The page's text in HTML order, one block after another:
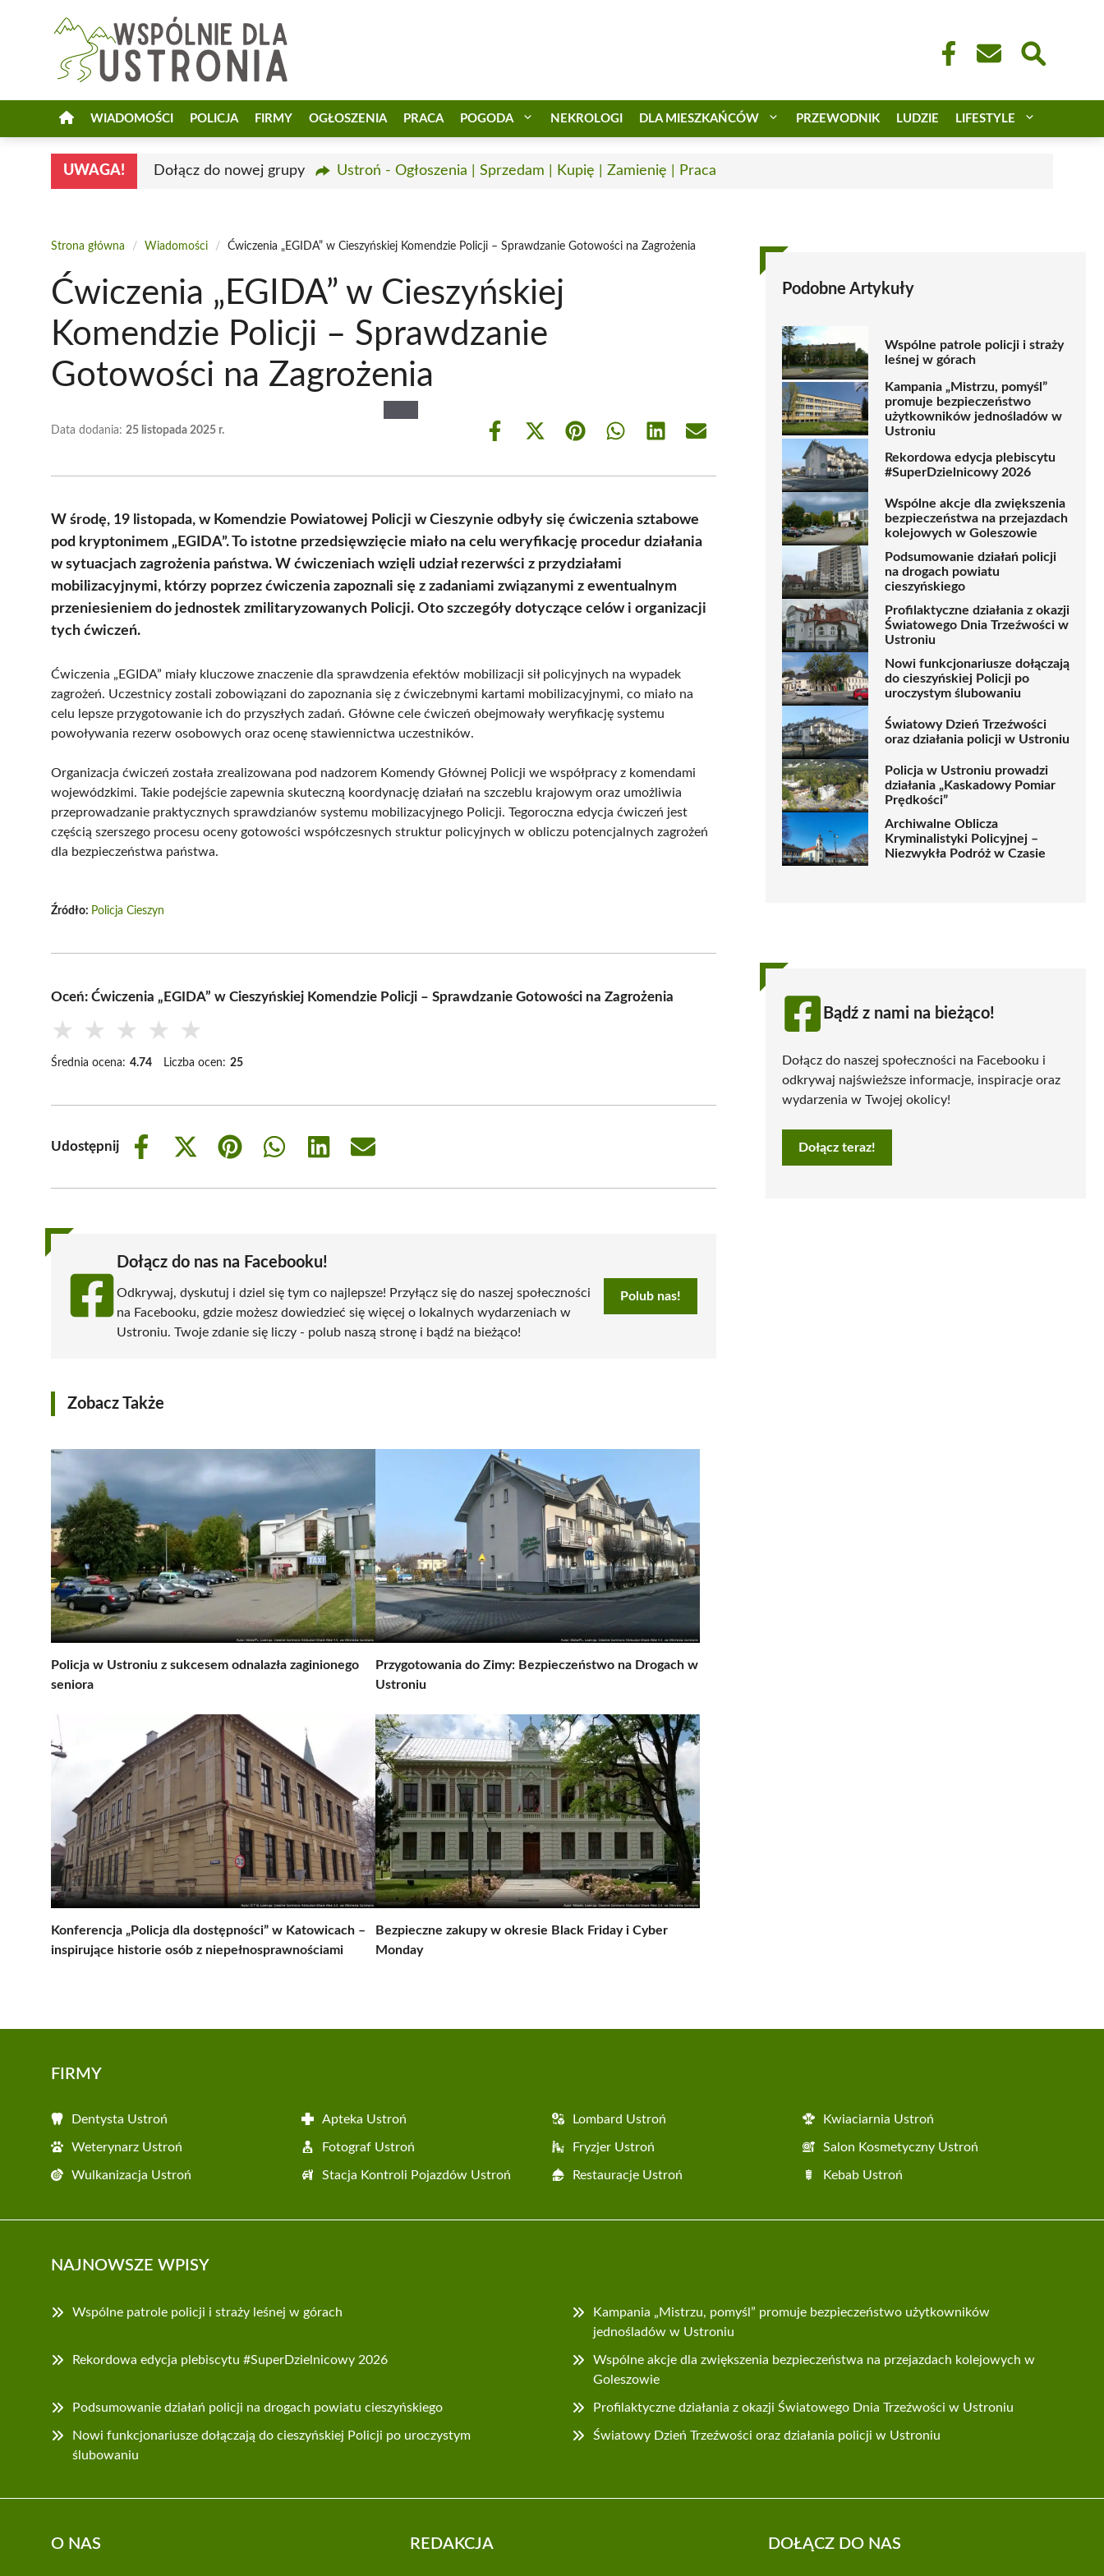
WIADOMOŚCI POLICJA FIRMY OGŁOSZENIA PRACA POGODA NEKROLOGI DLA MIESZKAŃCÓW PRZEWODNIK LUDZIE LIFESTYLE
UWAGA! Dołącz do nowej grupy Ustroń - Ogłoszenia | Sprzedam | Kupię | Zamienię | Praca
Strona główna / Wiadomości / Ćwiczenia „EGIDA” w Cieszyńskiej Komendzie Policji – Sprawdzanie Gotowości na Zagrożenia
Ćwiczenia „EGIDA” w Cieszyńskiej
Komendzie Policji – Sprawdzanie
Gotowości na Zagrożenia
Data dodania: 25 listopada 2025 r.
Share
Share
(Twitter)
Share Share Share Share
W środę, 19 listopada, w Komendzie Powiatowej Policji w Cieszynie odbyły się ćwiczenia sztabowe
pod kryptonimem „EGIDA”. To istotne przedsięwzięcie miało na celu weryfikację procedur działania
w sytuacjach zagrożenia państwa. W ćwiczeniach wzięli udział rezerwści z przydziałami
mobilizacyjnymi, którzy poprzez ćwiczenia zapoznali się z zadaniami związanymi z ewentualnym
przeniesieniem do jednostek zmilitaryzowanych Policji. Oto szczegóły dotyczące celów i organizacji
tych ćwiczeń.
Ćwiczenia „EGIDA” miały kluczowe znaczenie dla sprawdzenia efektów mobilizacji sił policyjnych na wypadek
zagrożeń. Uczestnicy zostali zobowiązani do zapoznania się z ćwiczebnymi kartami mobilizacyjnymi, co miało na
celu lepsze przygotowanie ich do przyszłych zadań. Główne cele ćwiczeń obejmowały weryfikację systemu
powoływania rezerw osobowych oraz ocenę stawiennictwa uczestników.
Organizacja ćwiczeń została zrealizowana pod nadzorem Komendy Głównej Policji we współpracy z komendami
wojewódzkimi. Takie podejście zapewnia skuteczną koordynację działań na szczeblu krajowym oraz umożliwia
przeprowadzanie praktycznych sprawdzianów systemu mobilizacyjnego Policji. Tegoroczna edycja ćwiczeń jest
częścią szerszego procesu oceny gotowości współczesnych struktur policyjnych w obliczu potencjalnych zagrożeń
dla bezpieczeństwa państwa.
Źródło: Policja Cieszyn
Oceń: Ćwiczenia „EGIDA” w Cieszyńskiej Komendzie Policji – Sprawdzanie Gotowości na Zagrożenia
★ ★ ★ ★ ★
Średnia ocena: 4.74 Liczba ocen: 25
Udostępnij
Share
Share
(Twitter)
Share
Share
Share
Share
Dołącz do nas na Facebooku!
Odkrywaj, dyskutuj i dziel się tym co najlepsze! Przyłącz się do naszej społeczności
na Facebooku, gdzie możesz dowiedzieć się więcej o lokalnych wydarzeniach w
Ustroniu. Twoje zdanie się liczy - polub naszą stronę i bądź na bieżąco!
Polub nas!
Zobacz Także
Policja w Ustroniu z sukcesem odnalazła zaginionego
seniora
Przygotowania do Zimy: Bezpieczeństwo na Drogach w
Ustroniu
Konferencja „Policja dla dostępności” w Katowicach –
inspirujące historie osób z niepełnosprawnościami
Bezpieczne zakupy w okresie Black Friday i Cyber
Monday
Podobne Artykuły
Wspólne patrole policji i straży
leśnej w górach
Kampania „Mistrzu, pomyśl”
promuje bezpieczeństwo
użytkowników jednośladów w
Ustroniu
Rekordowa edycja plebiscytu
#SuperDzielnicowy 2026
Wspólne akcje dla zwiększenia
bezpieczeństwa na przejazdach
kolejowych w Goleszowie
Podsumowanie działań policji
na drogach powiatu
cieszyńskiego
Profilaktyczne działania z okazji
Światowego Dnia Trzeźwości w
Ustroniu
Nowi funkcjonariusze dołączają
do cieszyńskiej Policji po
uroczystym ślubowaniu
Światowy Dzień Trzeźwości
oraz działania policji w Ustroniu
Policja w Ustroniu prowadzi
działania „Kaskadowy Pomiar
Prędkości”
Archiwalne Oblicza
Kryminalistyki Policyjnej –
Niezwykła Podróż w Czasie
Bądź z nami na bieżąco!
Dołącz do naszej społeczności na Facebooku i
odkrywaj najświeższe informacje, inspiracje oraz
wydarzenia w Twojej okolicy!
Dołącz teraz!
FIRMY
Dentysta Ustroń Apteka Ustroń Lombard Ustroń Kwiaciarnia Ustroń
Weterynarz Ustroń Fotograf Ustroń Fryzjer Ustroń Salon Kosmetyczny Ustroń
Wulkanizacja Ustroń Stacja Kontroli Pojazdów Ustroń Restauracje Ustroń Kebab Ustroń
NAJNOWSZE WPISY
Wspólne patrole policji i straży leśnej w górach
Kampania „Mistrzu, pomyśl” promuje bezpieczeństwo użytkowników
jednośladów w Ustroniu
Rekordowa edycja plebiscytu #SuperDzielnicowy 2026
Wspólne akcje dla zwiększenia bezpieczeństwa na przejazdach kolejowych w
Goleszowie
Podsumowanie działań policji na drogach powiatu cieszyńskiego Profilaktyczne działania z okazji Światowego Dnia Trzeźwości w Ustroniu
Nowi funkcjonariusze dołączają do cieszyńskiej Policji po uroczystym
ślubowaniu
Światowy Dzień Trzeźwości oraz działania policji w Ustroniu
O NAS REDAKCJA DOŁĄCZ DO NAS